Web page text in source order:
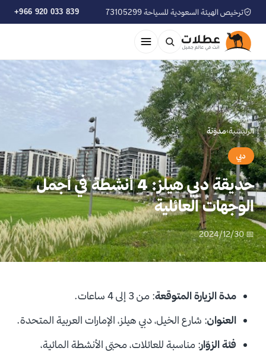
ترخيص الهيئة السعودية للسياحة 73105299 +966 920 033 839
الرئيسية›مدوّنة
دبي
حديقة دبي هيلز: 4 أنشطة في أجمل
الوجهات العائلية
📅 2024/12/30
مدة الزيارة المتوقعة: من 3 إلى 4 ساعات.
العنوان: شارع الخيل، دبي هيلز، الإمارات العربية المتحدة.
فئة الزوّار: مناسبة للعائلات، محبّي الأنشطة المائية،